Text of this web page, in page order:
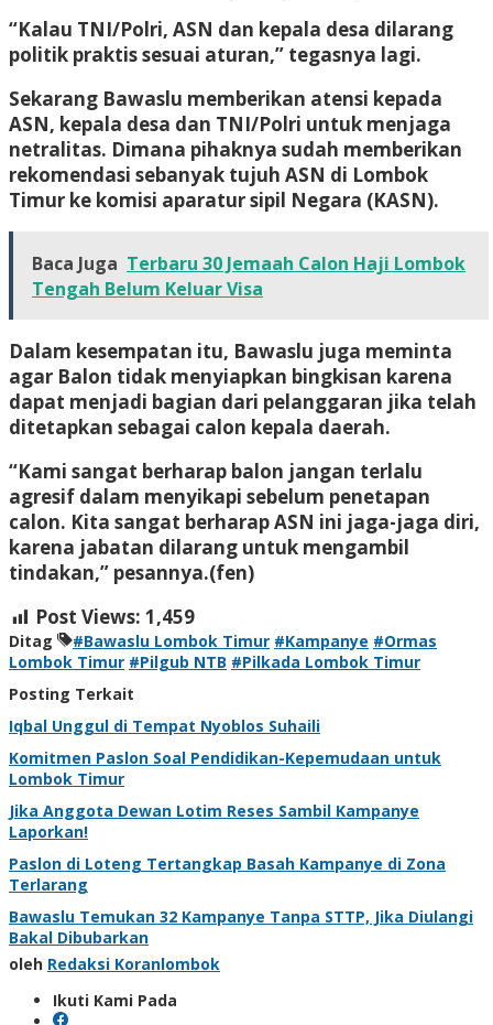
“Kalau TNI/Polri, ASN dan kepala desa dilarang
politik praktis sesuai aturan,” tegasnya lagi.
Sekarang Bawaslu memberikan atensi kepada
ASN, kepala desa dan TNI/Polri untuk menjaga
netralitas. Dimana pihaknya sudah memberikan
rekomendasi sebanyak tujuh ASN di Lombok
Timur ke komisi aparatur sipil Negara (KASN).
Baca Juga Terbaru 30 Jemaah Calon Haji Lombok
Tengah Belum Keluar Visa
Dalam kesempatan itu, Bawaslu juga meminta
agar Balon tidak menyiapkan bingkisan karena
dapat menjadi bagian dari pelanggaran jika telah
ditetapkan sebagai calon kepala daerah.
“Kami sangat berharap balon jangan terlalu
agresif dalam menyikapi sebelum penetapan
calon. Kita sangat berharap ASN ini jaga-jaga diri,
karena jabatan dilarang untuk mengambil
tindakan,” pesannya.(fen)
Post Views: 1,459
Ditag #Bawaslu Lombok Timur #Kampanye #Ormas
Lombok Timur #Pilgub NTB #Pilkada Lombok Timur
Posting Terkait
Iqbal Unggul di Tempat Nyoblos Suhaili
Komitmen Paslon Soal Pendidikan-Kepemudaan untuk
Lombok Timur
Jika Anggota Dewan Lotim Reses Sambil Kampanye
Laporkan!
Paslon di Loteng Tertangkap Basah Kampanye di Zona
Terlarang
Bawaslu Temukan 32 Kampanye Tanpa STTP, Jika Diulangi
Bakal Dibubarkan
oleh Redaksi Koranlombok
Ikuti Kami Pada